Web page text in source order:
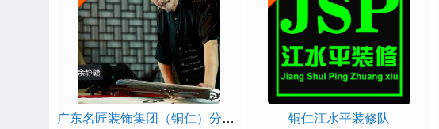
广东名匠装饰集团（铜仁）分公司 铜仁江水平装修队